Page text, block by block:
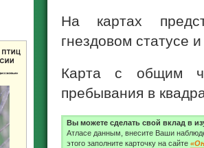
На картах
гнездовом статусе
Карта с общим
пребывания в
Вы можете сделать свой вклад в
Атласе данным, внесите Ваши
этого заполните карточку на сайте